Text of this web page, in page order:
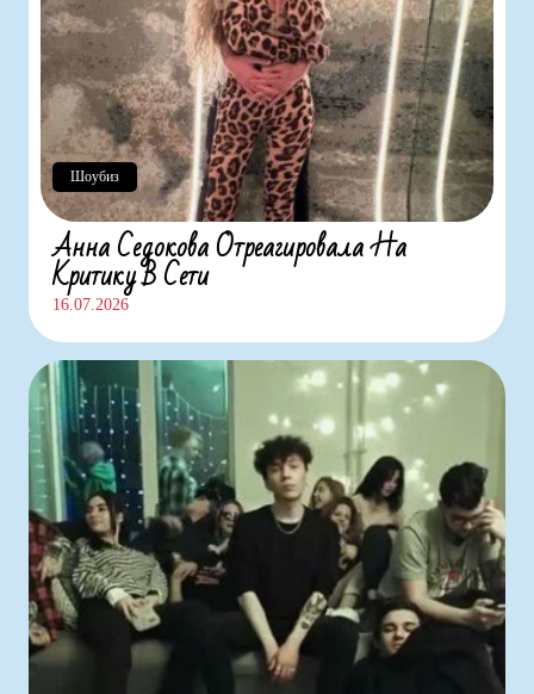
Анна Седокова Отреагировала На
Критику В Сети
16.07.2026
Шоубиз